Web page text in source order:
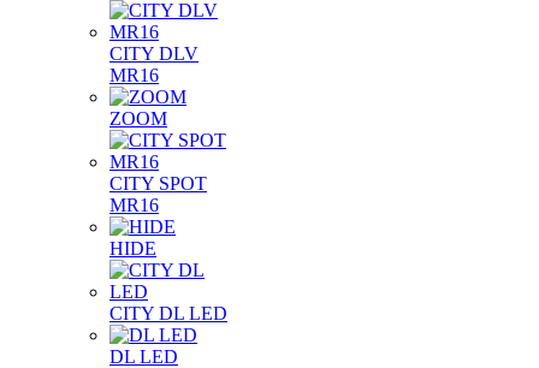
CITY DLV
MR16
ZOOM
CITY SPOT
MR16
HIDE
CITY DL LED
DL LED